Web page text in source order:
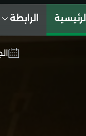
الرئيسية الرابطة